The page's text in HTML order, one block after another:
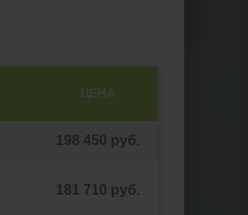
ЦЕНА
198 450 руб.
181 710 руб.